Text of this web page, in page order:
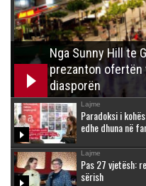
Nga Sunny Hill te
prezanton
diasporën
Lajme
Paradoksi i
edhe dhuna në
Lajme
Pas 27 vjetësh:
sërish